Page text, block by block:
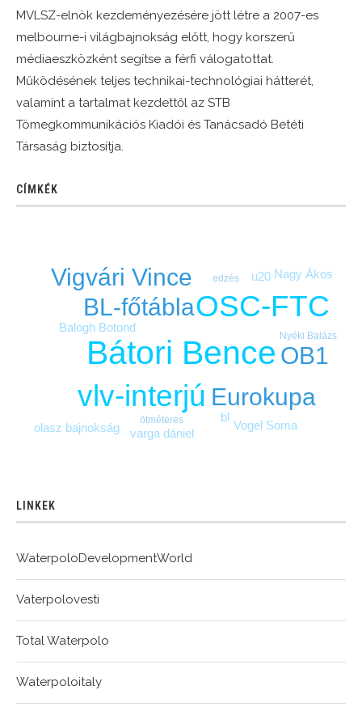
MVLSZ-elnök kezdeményezésére jött létre a 2007-es
melbourne-i világbajnokság előtt, hogy korszerű
médiaeszközként segítse a férfi válogatottat.
Működésének teljes technikai-technológiai hátterét,
valamint a tartalmat kezdettől az STB
Tömegkommunikációs Kiadói és Tanácsadó Betéti
Társaság biztosítja.
CÍMKÉK
Bátori Bence
OSC-FTC
vlv-interjú
BL-főtábla
Eurokupa
OB1
Vigvári Vince
Balogh Botond
bl
Nagy Ákos
olasz bajnokság
u20
varga dániel
Vogel Soma
edzés
Nyéki Balázs
ötméteres
LINKEK
WaterpoloDevelopmentWorld
Vaterpolovesti
Total Waterpolo
Waterpoloitaly